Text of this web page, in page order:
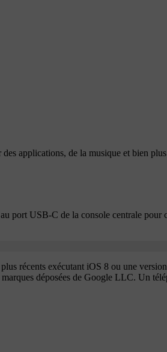
applications, de la musique et bien
USB-C de la console centrale pour
récents exécutant iOS 8 ou une
déposées de Google LLC. Un